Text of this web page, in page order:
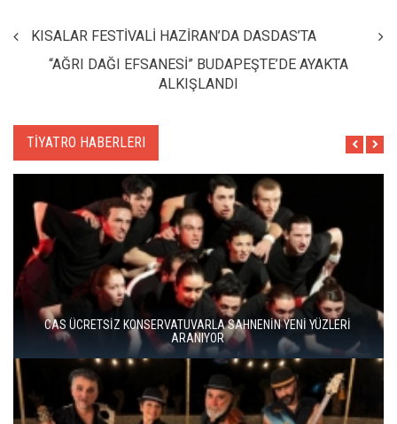
KISALAR FESTİVALİ HAZİRAN’DA DASDAS’TA
“AĞRI DAĞI EFSANESİ” BUDAPEŞTE’DE AYAKTA
ALKIŞLANDI
TİYATRO HABERLERI
BERGAMA BİR KEZ DAHA TİYATRONUN SAHNESİ OLUYOR